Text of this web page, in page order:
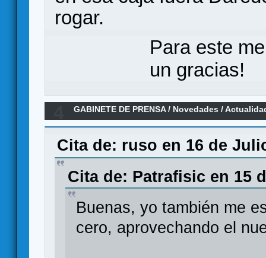
rogar.
Para este
un gracias!
GABINETE DE PRENSA/ Novedades /
Cita de: ruso en 16 de
Cita de: Patrafisic en 15
Buenas, yo también me
cero, aprovechando el